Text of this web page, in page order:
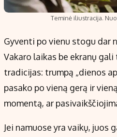
Teminė iliustracija.
Gyventi po vienu stogu dar
Vakaro laikas be ekranų
tradicijas: trumpą „dienos
pasako po vieną gerą ir
momentą, ar
Jei namuose yra vaikų, juos